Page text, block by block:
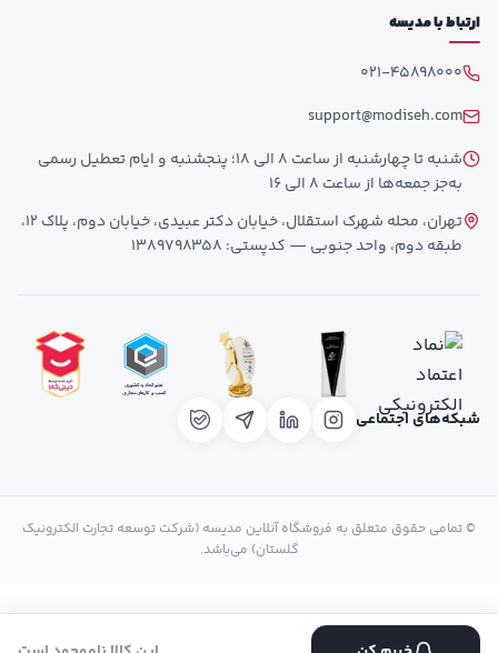
ارتباط با مدیسه
021-45898000
support@modiseh.com
شنبه تا چهارشنبه از ساعت 8 الی 18؛ پنجشنبه و ایام تعطیل رسمی
به‌جز جمعه‌ها از ساعت 8 الی 16
تهران، محله شهرک استقلال، خیابان دکتر عبیدی، خیابان دوم، پلاک 12،
طبقه دوم، واحد جنوبی — کدپستی: 1389798358
شبکه‌های اجتماعی
© تمامی حقوق متعلق به فروشگاه آنلاین مدیسه (شرکت توسعه تجارت الکترونیک
گلستان) می‌باشد.